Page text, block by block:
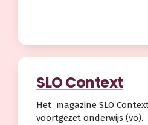
SLO Context
Het magazine SLO
voortgezet onderwijs (vo).